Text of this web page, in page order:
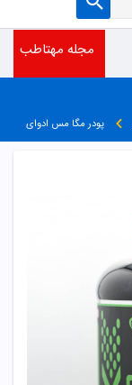
مجله مهتاطب
پودر مگا مس ادوای